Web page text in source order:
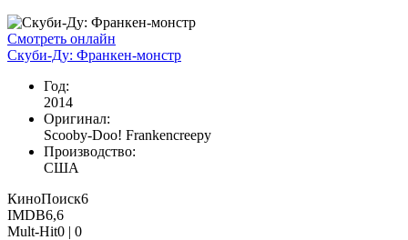
Смотреть онлайн
Скуби-Ду: Франкен-монстр
Год:
2014
Оригинал:
Scooby-Doo! Frankencreepy
Производство:
США
КиноПоиск6
IMDB6,6
Mult-Hit0 | 0